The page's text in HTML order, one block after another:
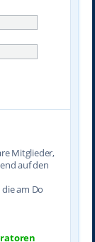
Mitglieder,
auf den
am Do